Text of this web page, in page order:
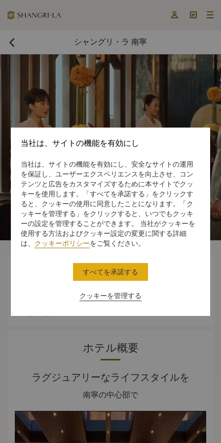
  
 シャングリ・ラ 南寧
 
今すぐ予約する 
 
ホテル概要
ラグジュアリーなライフスタイルを
南寧の中心部で
当社は、サイトの機能を有効にし
当社は、サイトの機能を有効にし、安全なサイトの運用
を保証し、ユーザーエクスペリエンスを向上させ、コン
テンツと広告をカスタマイズするために本サイトでクッ
キーを使用します。「すべてを承諾する」をクリックす
ると、クッキーの使用に同意したことになります。「ク
ッキーを管理する」をクリックすると、いつでもクッキ
ーの設定を管理することができます。 当社がクッキーを
使用する方法およびクッキー設定の変更に関する詳細
は、 クッキーポリシーをご覧ください。
クッキーを管理する
すべてを承諾する